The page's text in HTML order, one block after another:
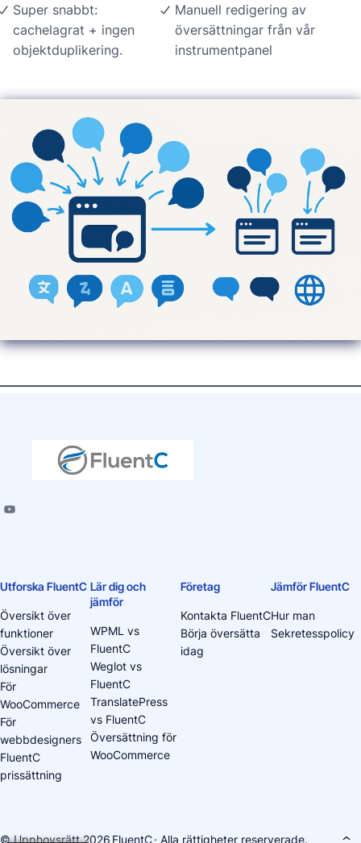
Super snabbt:
cachelagrat + ingen
objektduplikering.
Manuell redigering av
översättningar från vår
instrumentpanel
Utforska FluentC
Översikt över
funktioner
Översikt över
lösningar
För
WooCommerce
För
webbdesigners
FluentC
prissättning
Lär dig och
jämför
WPML vs
FluentC
Weglot vs
FluentC
TranslatePress
vs FluentC
Översättning för
WooCommerce
Företag
Kontakta FluentC
Börja översätta
idag
Jämför FluentC
Hur man
Sekretesspolicy
© Upphovsrätt 2026 FluentC· Alla rättigheter reserverade.